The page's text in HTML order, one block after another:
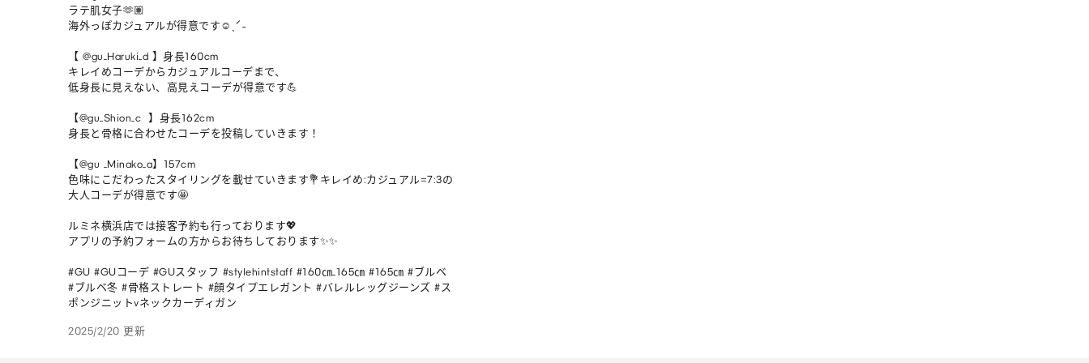
ラテ肌女子🫶🏽
海外っぽカジュアルが得意です☺︎ˎˊ˗
【 @gu_Haruki_d 】身長160cm
キレイめコーデからカジュアルコーデまで、
低身長に見えない、高見えコーデが得意です💪
【@gu_Shion_c  】身長162cm
身長と骨格に合わせたコーデを投稿していきます！
【@gu _Minako_a】157cm
色味にこだわったスタイリングを載せていきます💐キレイめ:カジュアル=7:3の
大人コーデが得意です🤩
ルミネ横浜店では接客予約も行っております💖
アプリの予約フォームの方からお待ちしております✨✨
#GU #GUコーデ #GUスタッフ #stylehintstaff #160㎝_165㎝ #165㎝ #ブルベ
#ブルベ冬 #骨格ストレート #顔タイプエレガント #バレルレッグジーンズ #ス
ポンジニットvネックカーディガン
2025/2/20 更新